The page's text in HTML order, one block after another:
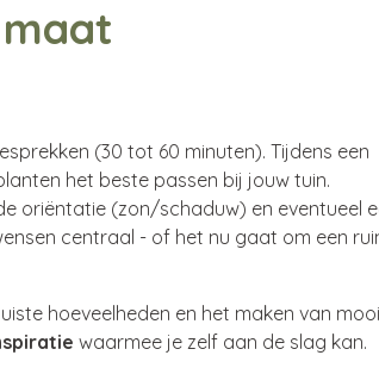
(30 tot 60 minuten). Tijdens een
het beste passen bij jouw tuin.
oriëntatie (zon/schaduw) en eventueel
centraal - of het nu gaat om een
hoeveelheden en het maken van
waarmee je zelf aan de slag kan.